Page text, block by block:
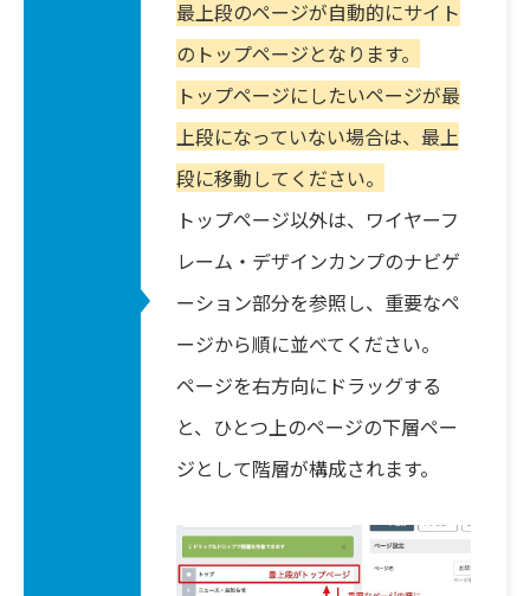
最上段のページが自動的にサイト
のトップページとなります。
トップページにしたいページが最
上段になっていない場合は、最上
段に移動してください。
トップページ以外は、ワイヤーフ
レーム・デザインカンプのナビゲ
ーション部分を参照し、重要なペ
ージから順に並べてください。
ページを右方向にドラッグする
と、ひとつ上のページの下層ペー
ジとして階層が構成されます。